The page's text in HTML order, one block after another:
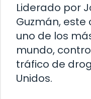
Liderado por
Guzmán,
uno de los
mundo,
tráfico de
Unidos.